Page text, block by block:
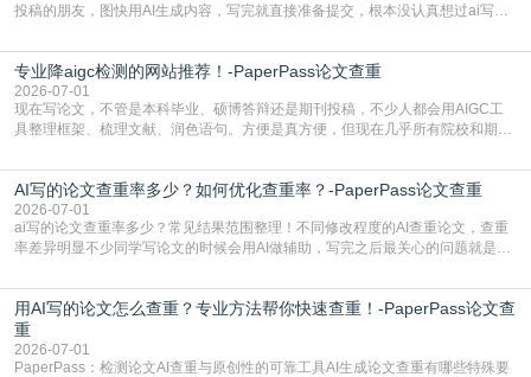
投稿的朋友，图快用AI生成内容，写完就直接准备提交，根本没认真想过ai写论
自带不可忽视的查重风险。AI训练依赖海量公开的文本数据，生成内容本质是基
于训练数据的概率拼接，不是从零开始的原创创作。生成过程中，很容易复用已
有的高频公共表述，甚至直接拼接已经公开
专业降aigc检测的网站推荐！-PaperPass论文查重
2026-07-01
现在写论文，不管是本科毕业、硕博答辩还是期刊投稿，不少人都会用AIGC工
具整理框架、梳理文献、润色语句。方便是真方便，但现在几乎所有院校和期刊
五遍还是过不了预检测的大有人在，这时候，找到靠谱的降AIGC检测率的网
站，就能少走好多弯路。PaperPass：守护学术原创性的智能伙伴AIGC生成内
容的学术合规痛点去年帮一个本科师弟改
AI写的论文查重率多少？如何优化查重率？-PaperPass论文查重
2026-07-01
ai写的论文查重率多少？常见结果范围整理！不同修改程度的AI查重论文，查重
率差异明显不少同学写论文的时候会用AI做辅助，写完之后最关心的问题就是ai
实际情况和大家想的不太一样。AI训练依赖海量公开学术文献、网络内容，生成
内容本质是按照语义概率拼接已有内容，很容易和已发布的作品撞重复，甚至会
直接引用整段已有内容，所以查重率偏高是
用AI写的论文怎么查重？专业方法帮你快速查重！-PaperPass论文查
重
2026-07-01
PaperPass：检测论文AI查重与原创性的可靠工具AI生成论文查重有哪些特殊要